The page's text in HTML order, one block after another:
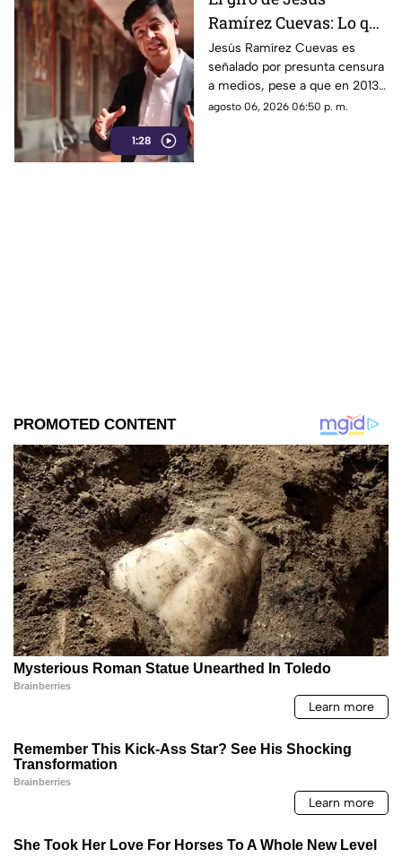
1:28
Ramírez Cuevas: Lo que
decía sobre la censura
en 2013 y de qué lo
acusan hoy
Jesús Ramírez Cuevas es
señalado por presunta censura
a medios, pese a que en 2013
criticaba el uso de la
agosto 06, 2026 06:50 p. m.